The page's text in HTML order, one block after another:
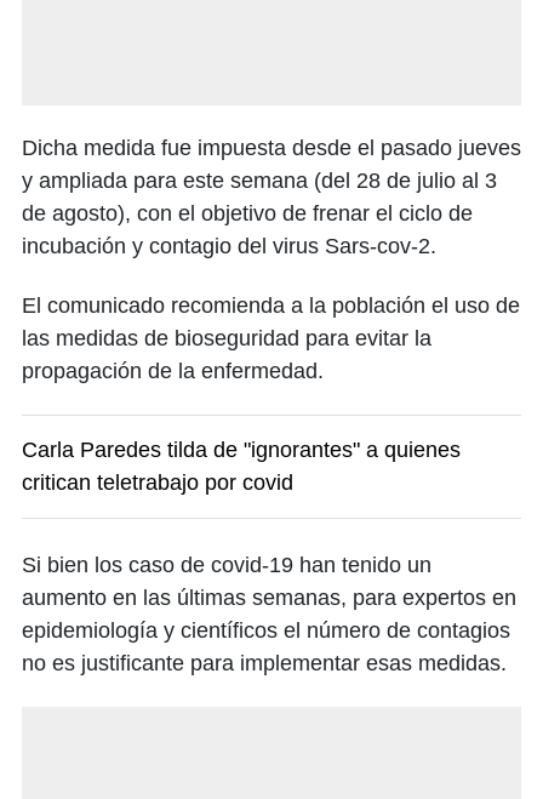
Dicha medida fue impuesta desde el pasado jueves
y ampliada para este semana (del 28 de julio al 3
de agosto), con el objetivo de frenar el ciclo de
incubación y contagio del virus Sars-cov-2.
El comunicado recomienda a la población el uso de
las medidas de bioseguridad para evitar la
propagación de la enfermedad.
Carla Paredes tilda de "ignorantes" a quienes
critican teletrabajo por covid
Si bien los caso de covid-19 han tenido un
aumento en las últimas semanas, para expertos en
epidemiología y científicos el número de contagios
no es justificante para implementar esas medidas.